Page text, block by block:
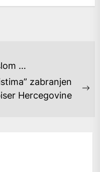
…
zabranjen
Hercegovine